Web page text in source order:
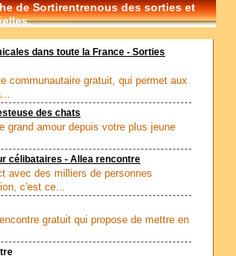
de Sortirentrenous des sorties et
dans toute la France - Sorties
communautaire gratuit, qui permet aux
des chats
grand amour depuis votre plus jeune
célibataires - Allea rencontre
avec des milliers de personnes
c'est ce...
gratuit qui propose de mettre en